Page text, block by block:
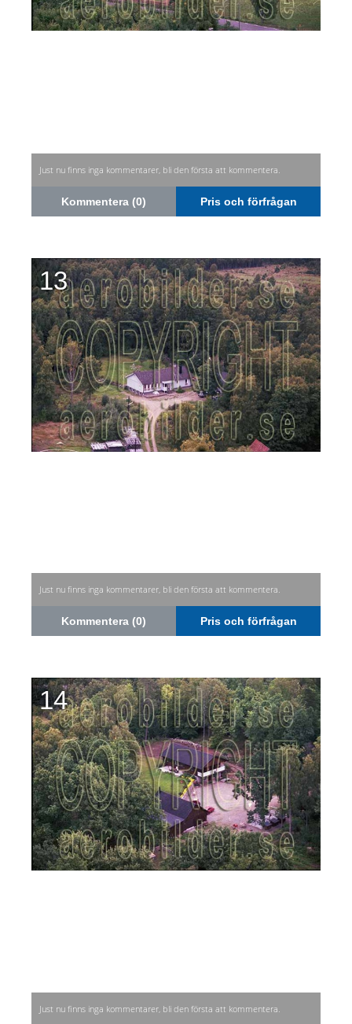
Just nu finns inga kommentarer, bli den första att kommentera.
Kommentera (0) Pris och förfrågan
13
Just nu finns inga kommentarer, bli den första att kommentera.
Kommentera (0) Pris och förfrågan
14
Just nu finns inga kommentarer, bli den första att kommentera.